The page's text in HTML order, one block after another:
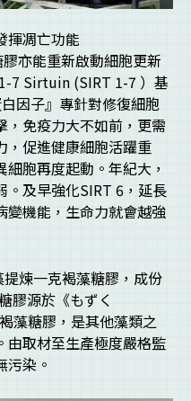
揮凋亡功能
亦能重新啟動細胞更新
7 Sirtuin (SIRT 1-7 ）基
因子』專針對修復細胞
，免疫力大不如前，更需
，促進健康細胞活躍重
胞再度起動。年紀大，
。及早強化SIRT 6，延長
變機能，生命力就會越強
煉一克褐藻糖膠，成份
膠源於《もずく
藻糖膠，是其他藻類之
由取材至生產極度嚴格監
染。